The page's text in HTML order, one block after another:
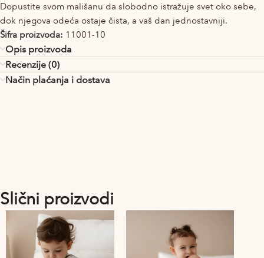
Dopustite svom mališanu da slobodno istražuje svet oko sebe,
dok njegova odeća ostaje čista, a vaš dan jednostavniji.
Šifra proizvoda: 11001-10
Opis proizvoda
Recenzije (0)
Način plaćanja i dostava
Slični proizvodi